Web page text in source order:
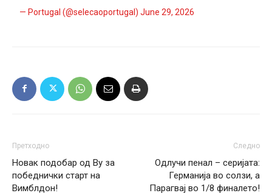
— Portugal (@selecaoportugal)June 29, 2026
Претходно
Новак подобар од Ву за
победнички старт на
Вимблдон!
Следно
Одлучи пенал – серијата:
Германија во солзи, а
Парагвај во 1/8 финалето!